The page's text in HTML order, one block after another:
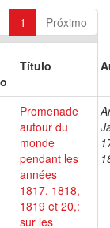
1 Próximo
Título
Promenade
autour du
monde
pendant les
années
1817, 1818,
1819 et 20,:
sur les